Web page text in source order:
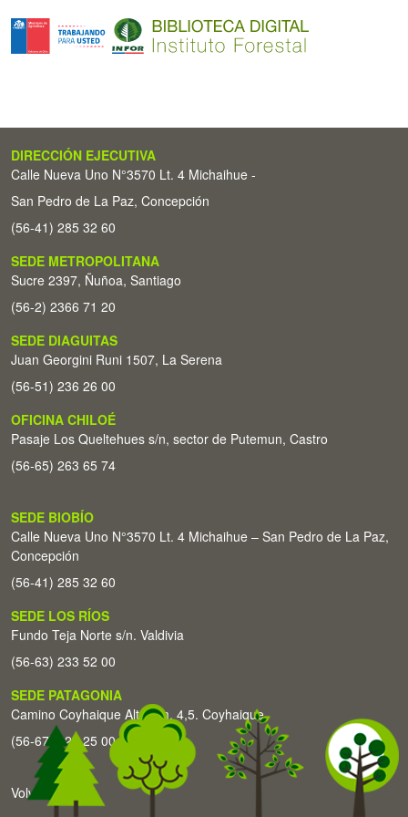
DIRECCIÓN EJECUTIVA
Calle Nueva Uno N°3570 Lt. 4 Michaihue -
San Pedro de La Paz, Concepción
(56-41) 285 32 60
SEDE METROPOLITANA
Sucre 2397, Ñuñoa, Santiago
(56-2) 2366 71 20
SEDE DIAGUITAS
Juan Georgini Runi 1507, La Serena
(56-51) 236 26 00
OFICINA CHILOÉ
Pasaje Los Queltehues s/n, sector de Putemun, Castro
(56-65) 263 65 74
SEDE BIOBÍO
Calle Nueva Uno N°3570 Lt. 4 Michaihue – San Pedro de La Paz,
Concepción
(56-41) 285 32 60
SEDE LOS RÍOS
Fundo Teja Norte s/n. Valdivia
(56-63) 233 52 00
SEDE PATAGONIA
Camino Coyhaique Alto Km. 4,5. Coyhaique
(56-67) 226 25 00
Volver arriba